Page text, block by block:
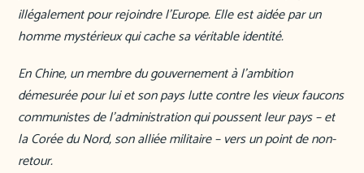
illégalement pour rejoindre l’Europe. Elle est aidée par un
homme mystérieux qui cache sa véritable identité.
En Chine, un membre du gouvernement à l’ambition
démesurée pour lui et son pays lutte contre les vieux faucons
communistes de l’administration qui poussent leur pays – et
la Corée du Nord, son alliée militaire – vers un point de non-
retour.